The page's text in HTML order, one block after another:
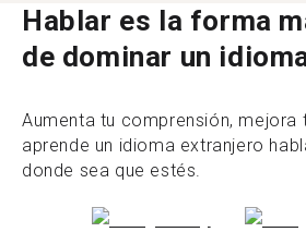
Hablar es la forma
de dominar un
Aumenta tu comprensión, mejora
aprende un idioma extranjero
donde sea que estés.